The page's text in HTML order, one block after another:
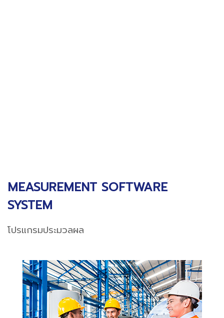
MEASUREMENT SOFTWARE
SYSTEM
โปรแกรมประมวลผล